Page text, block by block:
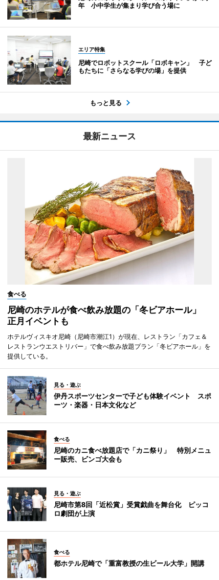
年 小中学生が集まり学び合う場に
エリア特集
尼崎でロボットスクール「ロボキャン」 子ど
もたちに「さらなる学びの場」を提供
もっと見る
最新ニュース
食べる
尼崎のホテルが食べ飲み放題の「冬ビアホール」
正月イベントも
ホテルヴィスキオ尼崎（尼崎市潮江1）が現在、レストラン「カフェ＆
レストランウエストリバー」で食べ飲み放題プラン「冬ビアホール」を
提供している。
見る・遊ぶ
伊丹スポーツセンターで子ども体験イベント スポ
ーツ・楽器・日本文化など
食べる
尼崎のカニ食べ放題店で「カニ祭り」 特別メニュ
ー販売、ビンゴ大会も
見る・遊ぶ
尼崎市第8回「近松賞」受賞戯曲を舞台化 ピッコ
ロ劇団が上演
食べる
都ホテル尼崎で「重富教授の生ビール大学」開講